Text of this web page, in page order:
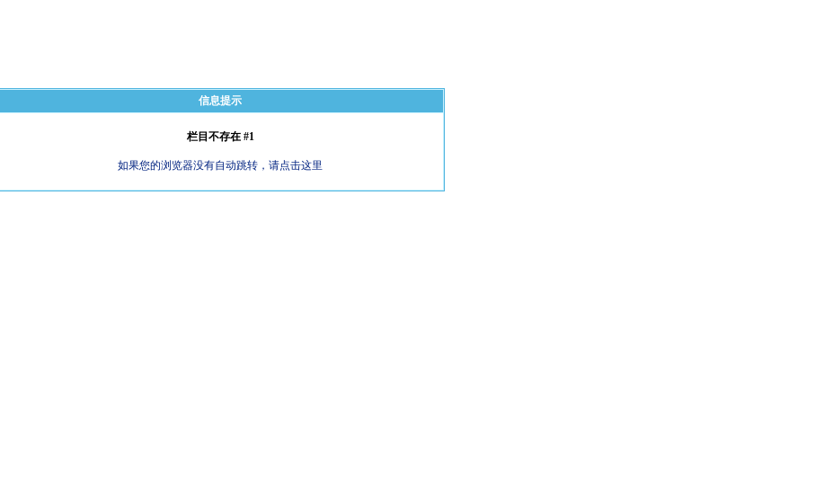
信息提示
栏目不存在 #1
如果您的浏览器没有自动跳转，请点击这里